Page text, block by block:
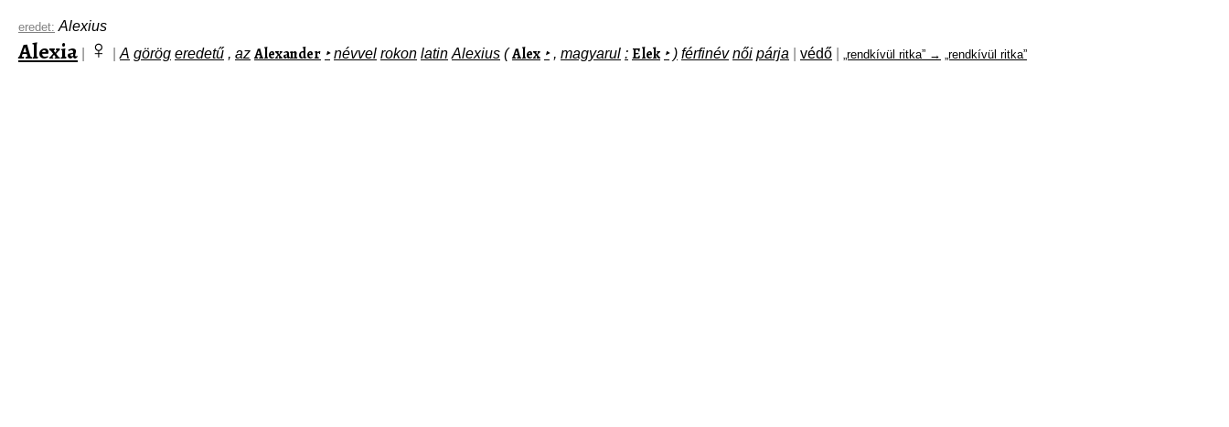
eredet: Alexius
Alexia ♀ A görög eredetű , az Alexander ‣ névvel rokon latin Alexius ( Alex ‣ , magyarul : Elek ‣ ) férfinév női párja védő „rendkívül ritka” → „rendkívül ritka”